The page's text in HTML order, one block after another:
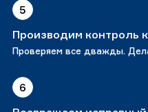
5
Производим контроль
Проверяем все дважды.
6